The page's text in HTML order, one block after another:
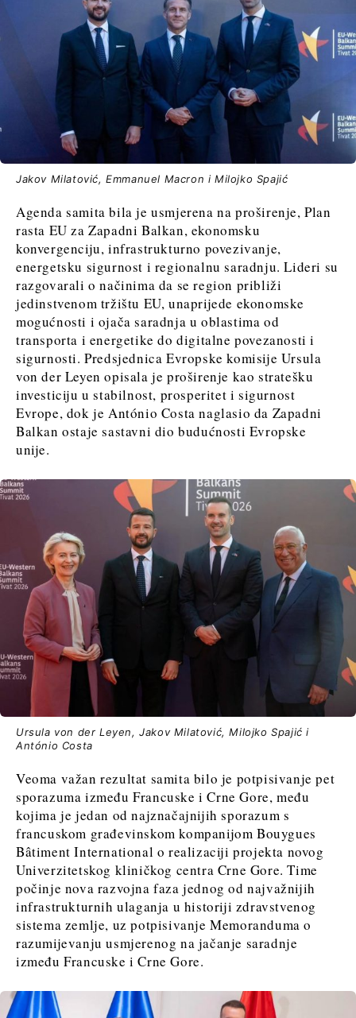
Jakov Milatović, Emmanuel Macron i Milojko Spajić
Agenda samita bila je usmjerena na proširenje, Plan
rasta EU za Zapadni Balkan, ekonomsku
konvergenciju, infrastrukturno povezivanje,
energetsku sigurnost i regionalnu saradnju. Lideri su
razgovarali o načinima da se region približi
jedinstvenom tržištu EU, unaprijede ekonomske
mogućnosti i ojača saradnja u oblastima od
transporta i energetike do digitalne povezanosti i
sigurnosti. Predsjednica Evropske komisije Ursula
von der Leyen opisala je proširenje kao stratešku
investiciju u stabilnost, prosperitet i sigurnost
Evrope, dok je António Costa naglasio da Zapadni
Balkan ostaje sastavni dio budućnosti Evropske
unije.
Ursula von der Leyen, Jakov Milatović, Milojko Spajić i
António Costa
Veoma važan rezultat samita bilo je potpisivanje pet
sporazuma između Francuske i Crne Gore, među
kojima je jedan od najznačajnijih sporazum s
francuskom građevinskom kompanijom Bouygues
Bâtiment International o realizaciji projekta novog
Univerzitetskog kliničkog centra Crne Gore. Time
počinje nova razvojna faza jednog od najvažnijih
infrastrukturnih ulaganja u historiji zdravstvenog
sistema zemlje, uz potpisivanje Memoranduma o
razumijevanju usmjerenog na jačanje saradnje
između Francuske i Crne Gore.